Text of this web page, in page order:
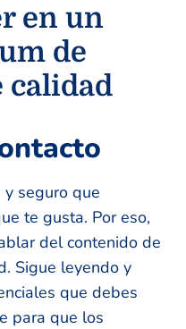
en un
de
calidad
seguro que
te gusta. Por eso,
del contenido de
Sigue leyendo y
que debes
para que los